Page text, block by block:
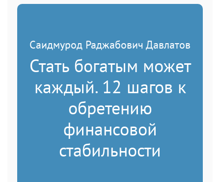
Саидмурод Раджабович Давлатов
Стать богатым может
каждый. 12 шагов к
обретению
финансовой
стабильности